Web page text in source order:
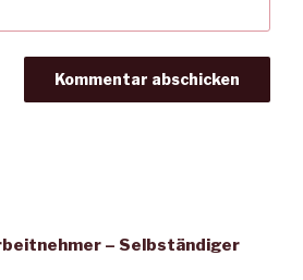
– Selbständiger